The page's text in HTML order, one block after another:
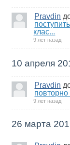
Pravdin
клас...
9 лет назад
10 апреля
Pravdin
повторно
9 лет назад
26 марта